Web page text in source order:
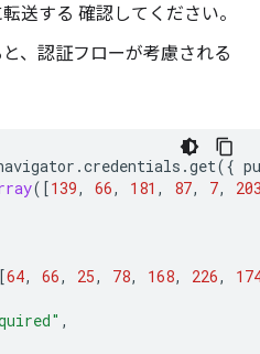
送する 確認してください。
、認証フローが考慮される
.credentials .get({
([139, 66, 181 , 87, 7,
64, 66, 25, 78, 168, 226,
,